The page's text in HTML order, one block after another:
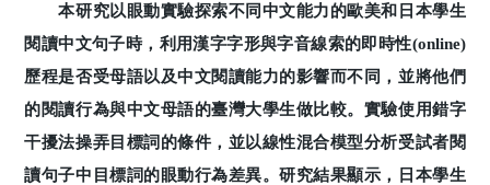
本研究以眼動實驗探索不同中文能力的歐美和日本學生
閱讀中文句子時，利用漢字字形與字音線索的即時性(online)
歷程是否受母語以及中文閱讀能力的影響而不同，並將他們
的閱讀行為與中文母語的臺灣大學生做比較。實驗使用錯字
干擾法操弄目標詞的條件，並以線性混合模型分析受試者閱
讀句子中目標詞的眼動行為差異。研究結果顯示，日本學生